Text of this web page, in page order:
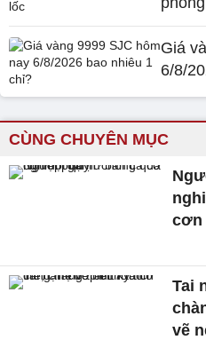
Giá
6/8/
CÙNG CHUYÊN MỤC
cơn
Tai
vẽ